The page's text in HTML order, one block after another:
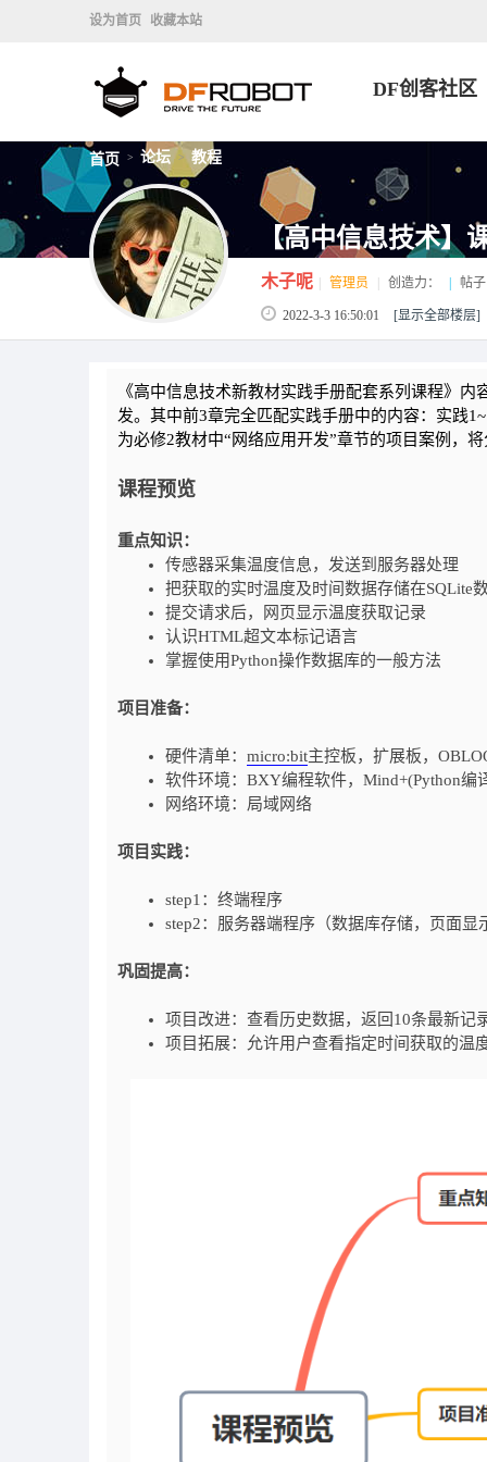
设为首页 收藏本站
DF创客社区
首页 > 论坛 > 教程
【高中信息技术】
木子呢 管理员 创造力： 帖
2022-3-3 16:50:01 [显示全部楼层]
《高中信息技术新教材实践手册配套系列课程》 内
发。 其中前3章完全匹配实践手册中的内容：实践
为必修2教材中“网络应用开发”章节的项目案例，
课程预览
重点知识：
传感器采集温度信息，发送到服务器处理
把获取的实时温度及时间数据存储在SQLite
提交请求后，网页显示温度获取记录
认识HTML超文本标记语言
掌握使用Python操作数据库的一般方法
项目准备：
硬件清单： micro:bit主控板，扩展板，
软件环境：BXY编程软件，Mind+(Python编
网络环境：局域网络
项目实践：
step1：终端程序
step2：服务器端程序（数据库存储，页面显
巩固提高：
项目改进：查看历史数据，返回10条最新记
项目拓展：允许用户查看指定时间获取的温